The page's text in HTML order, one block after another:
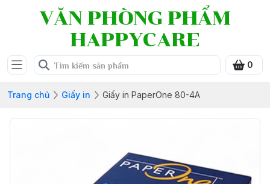
VĂN PHÒNG PHẨM
HAPPYCARE
0
Trang chủ Giấy in Giấy in PaperOne 80-4A